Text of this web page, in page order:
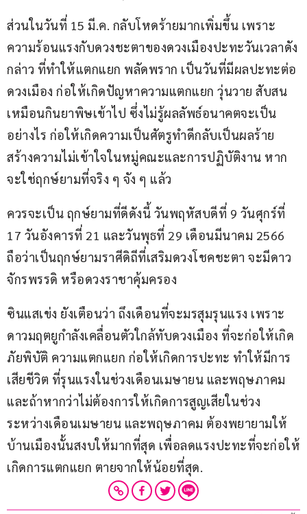
ส่วนในวันที่ 15 มี.ค. กลับโหดร้ายมากเพิ่มขึ้น เพราะ
ความร้อนแรงกับดวงชะตาของดวงเมืองปะทะวันเวลาดัง
กล่าว ที่ทำให้แตกแยก พลัดพราก เป็นวันที่มีผลปะทะต่อ
ดวงเมือง ก่อให้เกิดปัญหาความแตกแยก วุ่นวาย สับสน
เหมือนกินยาพิษเข้าไป ซึ่งไม่รู้ผลลัพธ์อนาคตจะเป็น
อย่างไร ก่อให้เกิดความเป็นศัตรูทำดีกลับเป็นผลร้าย
สร้างความไม่เข้าใจในหมู่คณะและการปฏิบัติงาน หาก
จะใช่ฤกษ์ยามที่จริง ๆ จัง ๆ แล้ว
ควรจะเป็น ฤกษ์ยามที่ดีดังนี้ วันพฤหัสบดีที่ 9 วันศุกร์ที่
17 วันอังคารที่ 21 และวันพุธที่ 29 เดือนมีนาคม 2566
ถือว่าเป็นฤกษ์ยามราศีดิถีที่เสริมดวงโชคชะตา จะมีดาว
จักรพรรดิ หรือดวงราชาคุ้มครอง
ซินแสเข่ง ยังเตือนว่า ถึงเดือนที่จะมรสุมรุนแรง เพราะ
ดาวมฤตยูกำลังเคลื่อนตัวใกล้ทับดวงเมือง ที่จะก่อให้เกิด
ภัยพิบัติ ความแตกแยก ก่อให้เกิดการปะทะ ทำให้มีการ
เสียชีวิต ที่รุนแรงในช่วงเดือนเมษายน และพฤษภาคม
และถ้าหากว่าไม่ต้องการให้เกิดการสูญเสียในช่วง
ระหว่างเดือนเมษายน และพฤษภาคม ต้องพยายามให้
บ้านเมืองนั้นสงบให้มากที่สุด เพื่อลดแรงปะทะที่จะก่อให้
เกิดการแตกแยก ตายจากให้น้อยที่สุด.